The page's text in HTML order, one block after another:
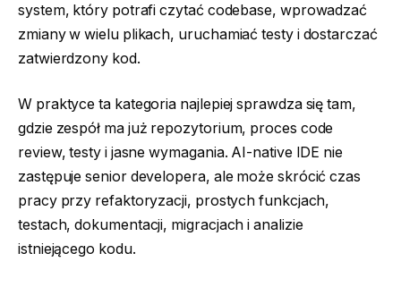
system, który potrafi czytać codebase, wprowadzać
zmiany w wielu plikach, uruchamiać testy i dostarczać
zatwierdzony kod.
W praktyce ta kategoria najlepiej sprawdza się tam,
gdzie zespół ma już repozytorium, proces code
review, testy i jasne wymagania. AI-native IDE nie
zastępuje senior developera, ale może skrócić czas
pracy przy refaktoryzacji, prostych funkcjach,
testach, dokumentacji, migracjach i analizie
istniejącego kodu.